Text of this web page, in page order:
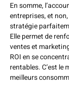
En somme,
entreprises, et
stratégie
Elle permet de
ventes et
ROI en se
rentables. C’est le
meilleurs